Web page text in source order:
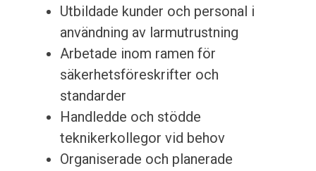
Utbildade kunder och personal i
användning av larmutrustning
Arbetade inom ramen för
säkerhetsföreskrifter och
standarder
Handledde och stödde
teknikerkollegor vid behov
Organiserade och planerade